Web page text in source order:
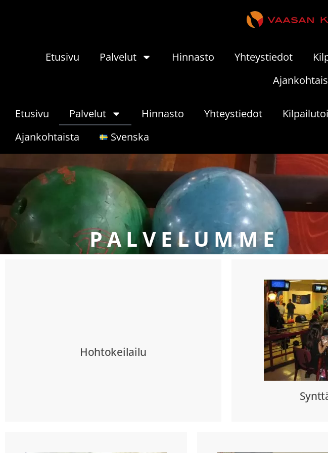
Etusivu Palvelut Hinnasto Yhteystiedot
Etusivu Palvelut Hinnasto Yhteystiedot
Ajankohtaista
Svenska
PALVELUMME
Hohtokeilailu